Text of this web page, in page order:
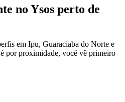
no Ysos perto de
em Ipu, Guaraciaba do Norte e
por proximidade, você vê primeiro